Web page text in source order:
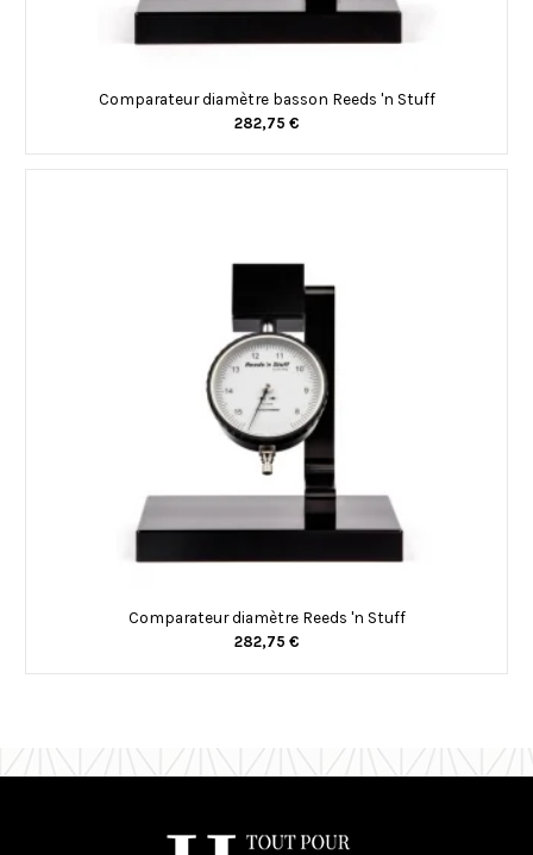
Comparateur diamètre basson Reeds 'n Stuff
282,75 €
Comparateur diamètre Reeds 'n Stuff
282,75 €